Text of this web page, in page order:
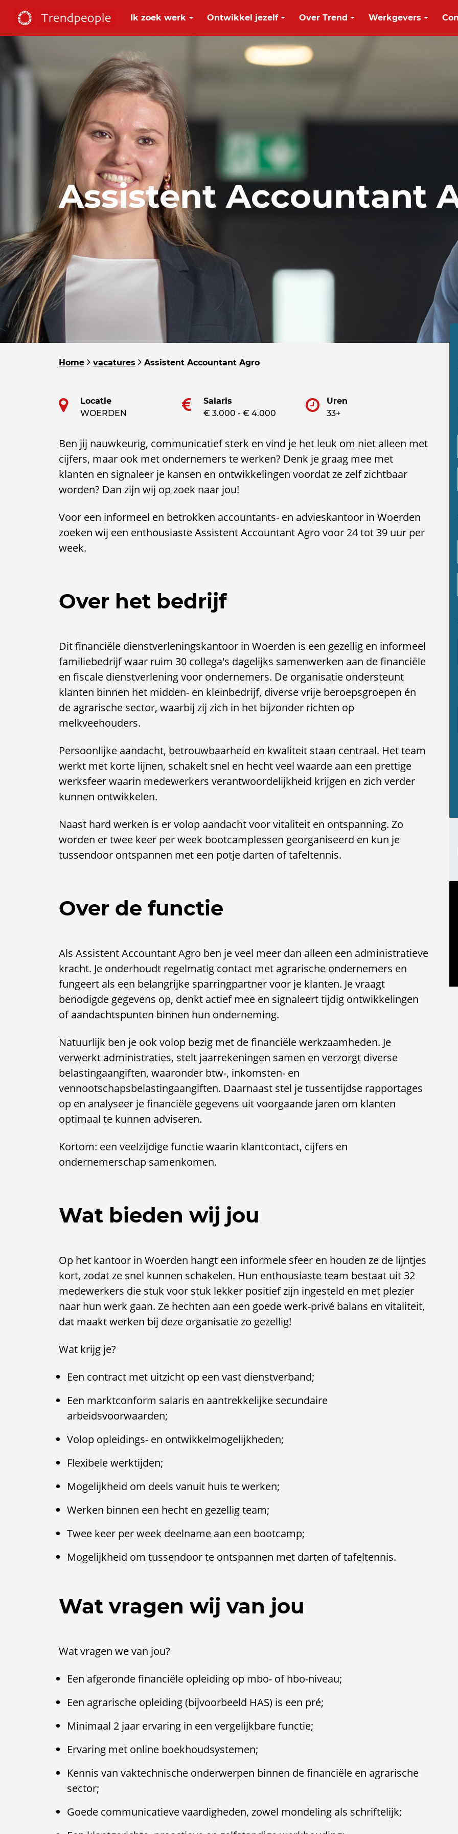
Ik zoek werk Ontwikkel jezelf Over Trend Werkgevers
Assistent Accountant
Home vacatures Assistent Accountant Agro
Locatie
WOERDEN
Salaris
€ 3.000 - € 4.000
Uren
33+
Ben jij nauwkeurig, communicatief sterk en vind je het leuk om niet alleen met
cijfers, maar ook met ondernemers te werken? Denk je graag mee met
klanten en signaleer je kansen en ontwikkelingen voordat ze zelf zichtbaar
worden? Dan zijn wij op zoek naar jou!
Voor een informeel en betrokken accountants- en advieskantoor in Woerden
zoeken wij een enthousiaste Assistent Accountant Agro voor 24 tot 39 uur per
week.
Over het bedrijf
Dit financiële dienstverleningskantoor in Woerden is een gezellig en informeel
familiebedrijf waar ruim 30 collega's dagelijks samenwerken aan de financiële
en fiscale dienstverlening voor ondernemers. De organisatie ondersteunt
klanten binnen het midden- en kleinbedrijf, diverse vrije beroepsgroepen én
de agrarische sector, waarbij zij zich in het bijzonder richten op
melkveehouders.
Persoonlijke aandacht, betrouwbaarheid en kwaliteit staan centraal. Het team
werkt met korte lijnen, schakelt snel en hecht veel waarde aan een prettige
werksfeer waarin medewerkers verantwoordelijkheid krijgen en zich verder
kunnen ontwikkelen.
Naast hard werken is er volop aandacht voor vitaliteit en ontspanning. Zo
worden er twee keer per week bootcamplessen georganiseerd en kun je
tussendoor ontspannen met een potje darten of tafeltennis.
Over de functie
Als Assistent Accountant Agro ben je veel meer dan alleen een administratieve
kracht. Je onderhoudt regelmatig contact met agrarische ondernemers en
fungeert als een belangrijke sparringpartner voor je klanten. Je vraagt
benodigde gegevens op, denkt actief mee en signaleert tijdig ontwikkelingen
of aandachtspunten binnen hun onderneming.
Natuurlijk ben je ook volop bezig met de financiële werkzaamheden. Je
verwerkt administraties, stelt jaarrekeningen samen en verzorgt diverse
belastingaangiften, waaronder btw-, inkomsten- en
vennootschapsbelastingaangiften. Daarnaast stel je tussentijdse rapportages
op en analyseer je financiële gegevens uit voorgaande jaren om klanten
optimaal te kunnen adviseren.
Kortom: een veelzijdige functie waarin klantcontact, cijfers en
ondernemerschap samenkomen.
Wat bieden wij jou
Op het kantoor in Woerden hangt een informele sfeer en houden ze de lijntjes
kort, zodat ze snel kunnen schakelen. Hun enthousiaste team bestaat uit 32
medewerkers die stuk voor stuk lekker positief zijn ingesteld en met plezier
naar hun werk gaan. Ze hechten aan een goede werk-privé balans en vitaliteit,
dat maakt werken bij deze organisatie zo gezellig!
Wat krijg je?
Een contract met uitzicht op een vast dienstverband;
Een marktconform salaris en aantrekkelijke secundaire
arbeidsvoorwaarden;
Volop opleidings- en ontwikkelmogelijkheden;
Flexibele werktijden;
Mogelijkheid om deels vanuit huis te werken;
Werken binnen een hecht en gezellig team;
Twee keer per week deelname aan een bootcamp;
Mogelijkheid om tussendoor te ontspannen met darten of tafeltennis.
Wat vragen wij van jou
Wat vragen we van jou?
Een afgeronde financiële opleiding op mbo- of hbo-niveau;
Een agrarische opleiding (bijvoorbeeld HAS) is een pré;
Minimaal 2 jaar ervaring in een vergelijkbare functie;
Ervaring met online boekhoudsystemen;
Kennis van vaktechnische onderwerpen binnen de financiële en agrarische
sector;
Goede communicatieve vaardigheden, zowel mondeling als schriftelijk;